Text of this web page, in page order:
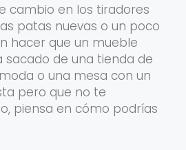
cambio en los tiradores
patas nuevas o un poco
hacer que un mueble
sacado de una tienda de
o una mesa con un
pero que no te
piensa en cómo podrías